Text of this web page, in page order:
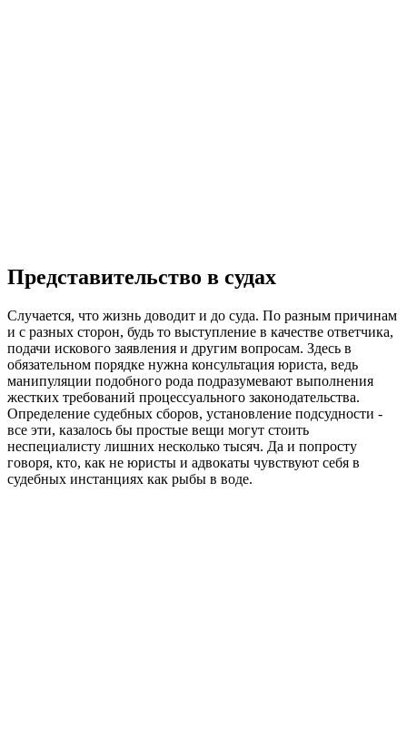
Представительство в судах
Случается, что жизнь доводит и до суда. По разным причинам
и с разных сторон, будь то выступление в качестве ответчика,
подачи искового заявления и другим вопросам. Здесь в
обязательном порядке нужна консультация юриста, ведь
манипуляции подобного рода подразумевают выполнения
жестких требований процессуального законодательства.
Определение судебных сборов, установление подсудности -
все эти, казалось бы простые вещи могут стоить
неспециалисту лишних несколько тысяч. Да и попросту
говоря, кто, как не юристы и адвокаты чувствуют себя в
судебных инстанциях как рыбы в воде.